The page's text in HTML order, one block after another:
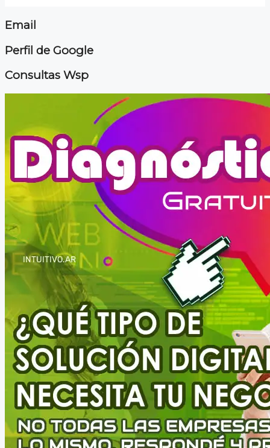
Email
Perfil de Google
Consultas Wsp